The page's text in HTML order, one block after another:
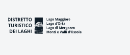
contenu
principal